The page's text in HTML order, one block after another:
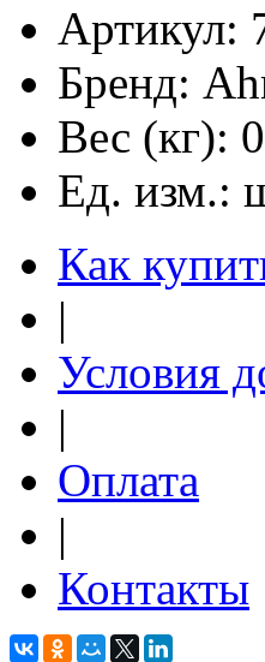
Артикул:
Бренд:
Вес (кг):
Ед. изм.:
Как
|
Условия
|
Оплата
|
Контакты